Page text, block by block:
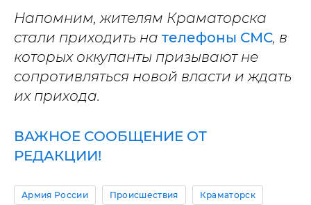
Напомним, жителям Краматорска
стали приходить на телефоны СМС, в
которых оккупанты призывают не
сопротивляться новой власти и ждать
их прихода.
ВАЖНОЕ СООБЩЕНИЕ ОТ
РЕДАКЦИИ!
Армия России Происшествия Краматорск